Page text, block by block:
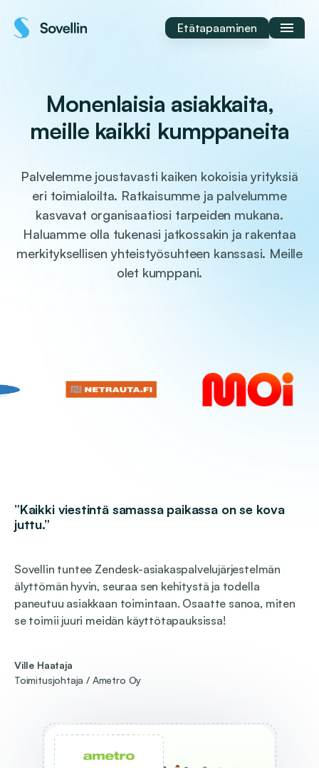
sisältöön
Etätapaaminen
Monenlaisia asiakkaita,
meille kaikki kumppaneita
Palvelemme joustavasti kaiken kokoisia yrityksiä
eri toimialoilta. Ratkaisumme ja palvelumme
kasvavat organisaatiosi tarpeiden mukana.
Haluamme olla tukenasi jatkossakin ja rakentaa
merkityksellisen yhteistyösuhteen kanssasi. Meille
olet kumppani.
”Kaikki viestintä samassa paikassa on se kova
juttu.”
Sovellin tuntee Zendesk-asiakaspalvelujärjestelmän
älyttömän hyvin, seuraa sen kehitystä ja todella
paneutuu asiakkaan toimintaan. Osaatte sanoa, miten
se toimii juuri meidän käyttötapauksissa!
Ville Haataja
Toimitusjohtaja / Ametro Oy